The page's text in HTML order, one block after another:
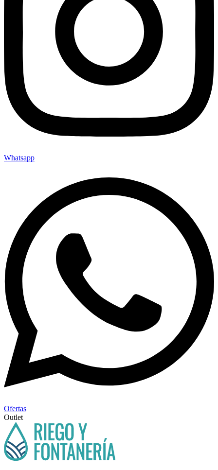
Whatsapp
Ofertas
Outlet